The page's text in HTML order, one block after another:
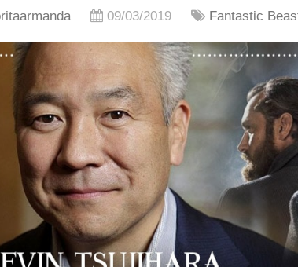
09/03/2019 Fantastic